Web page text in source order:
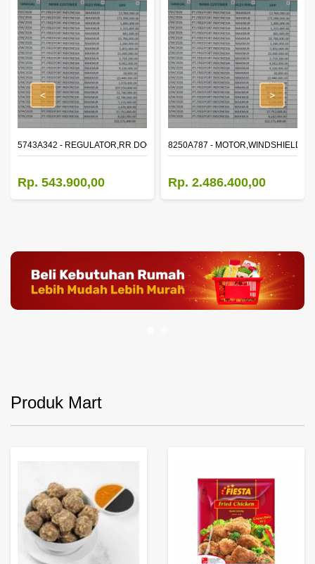
WINDOW,LH
5743A342 - REGULATOR,RR DOOR WINDOW,RH
Rp. 543.900,00
8250A787 - MOTOR,WINDSHIELD
Rp. 2.486.400,00
< >
Produk Mart